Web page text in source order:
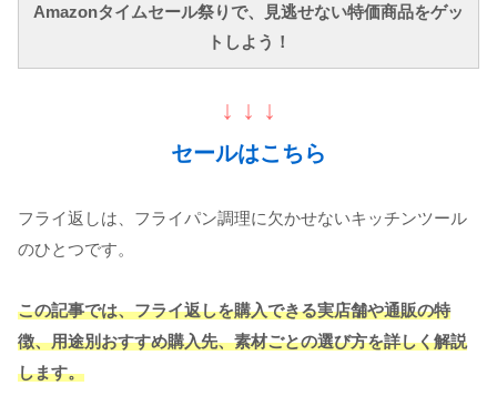
Amazonタイムセール祭りで、見逃せない特価商品をゲッ
トしよう！
↓ ↓ ↓
セールはこちら
フライ返しは、フライパン調理に欠かせないキッチンツール
のひとつです。
この記事では、フライ返しを購入できる実店舗や通販の特
徴、用途別おすすめ購入先、素材ごとの選び方を詳しく解説
します。